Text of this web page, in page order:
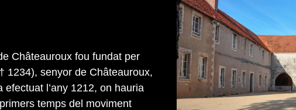
Châteauroux fou fundat per
1234), senyor de Châteauroux,
efectuat l’any 1212, on hauria
temps del moviment